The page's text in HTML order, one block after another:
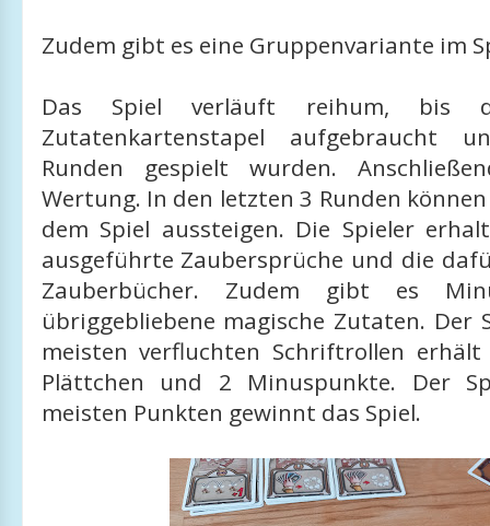
Zudem gibt es eine Gruppenvariante im
Das Spiel verläuft reihum, bis
Zutatenkartenstapel aufgebraucht
Runden gespielt wurden.
Wertung. In den letzten 3 Runden
dem Spiel aussteigen. Die Spieler
ausgeführte Zaubersprüche und die
Zauberbücher. Zudem gibt es
übriggebliebene magische Zutaten. Der
meisten verfluchten Schriftrollen
Plättchen und 2 Minuspunkte. Der
meisten Punkten gewinnt das Spiel.